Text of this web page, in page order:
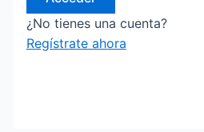
¿No tienes una cuenta?
Regístrate ahora